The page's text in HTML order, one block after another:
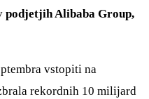
podjetjih Alibaba Group,
vstopiti na
rekordnih 10 milijard